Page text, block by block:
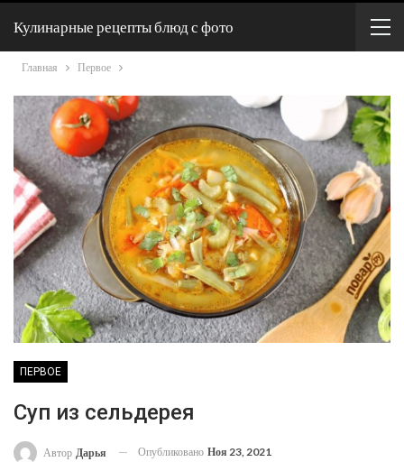
Кулинарные рецепты блюд с фото
Главная Первое
ПЕРВОЕ
Суп из сельдерея
Автор Дарья Опубликовано Ноя 23, 2021